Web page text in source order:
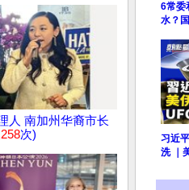
人 南加州华裔市长
次)
6常委
水？
习近
洗 ｜